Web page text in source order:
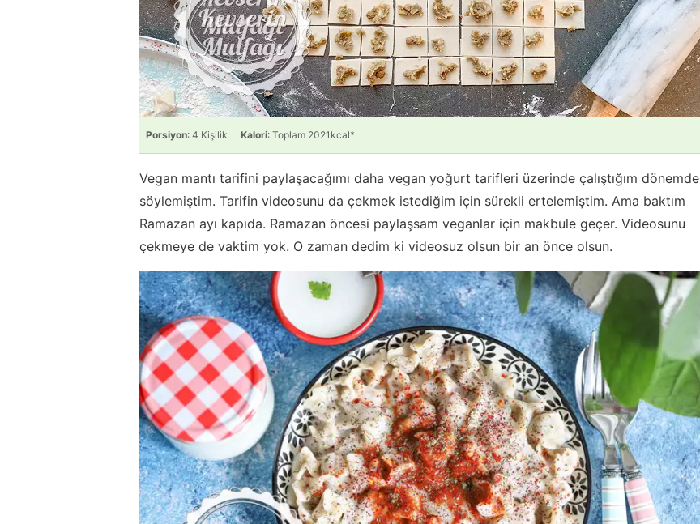
Porsiyon: 4 Kişilik Kalori: Toplam 2021kcal*
Vegan mantı tarifini paylaşacağımı daha vegan yoğurt tarifleri üzerinde çalıştığım dönemde
söylemiştim. Tarifin videosunu da çekmek istediğim için sürekli ertelemiştim. Ama baktım
Ramazan ayı kapıda. Ramazan öncesi paylaşsam veganlar için makbule geçer. Videosunu
çekmeye de vaktim yok. O zaman dedim ki videosuz olsun bir an önce olsun.